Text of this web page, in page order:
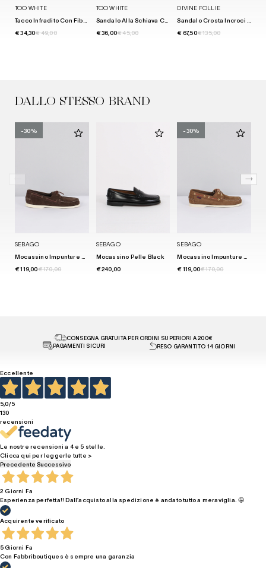
TOO WHITE
€ 34,30€ 49,00
TOO WHITE
€ 36,00€ 45,00
DIVINE FOLLIE
€ 67,50€ 135,00
DALLO STESSO BRAND
-30%
SEBAGO
€ 119,00€ 170,00
SEBAGO
Mocassino Pelle Black
€ 240,00
-30%
SEBAGO
€ 119,00€ 170,00
CONSEGNA GRATUITA PER ORDINI SUPERIORI A 200€
PAGAMENTI SICURI
RESO GARANTITO 14 GIORNI
Eccellente
5,0/5
130
recensioni
Le nostre recensioni a 4 e 5 stelle.
Clicca qui per leggerle tutte >
Precedente Successivo
2 Giorni Fa
Esperienza perfetta!! Dall’acquisto alla spedizione è andato tutto a meraviglia. 🤩
Acquirente verificato
5 Giorni Fa
Con Fabbriboutiques è sempre una garanzia